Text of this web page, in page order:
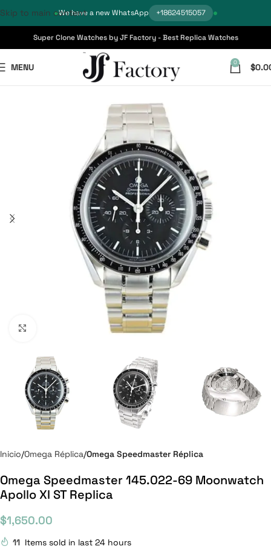
We have a new WhatsApp +18624515057
Skip to main content
Super Clone Watches by JF Factory - Best Replica Watches
MENU 0 $
Inicio Omega Réplica Omega Speedmaster Réplica
Omega Speedmaster 145.022-69 Moonwatch
Apollo XI ST Replica
$1,650.00
11 Items sold in last 24 hours